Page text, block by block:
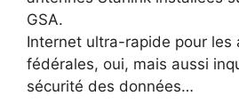
GSA.
Internet ultra-rapide pour les
fédérales, oui, mais aussi
sécurité des données…